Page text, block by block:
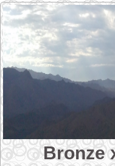
Bronze